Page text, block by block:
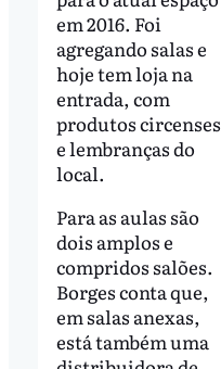
em 2016. Foi
agregando salas e
hoje tem loja na
entrada, com
produtos circenses
e lembranças do
local.
Para as aulas são
dois amplos e
compridos salões.
Borges conta que,
em salas anexas,
está também uma